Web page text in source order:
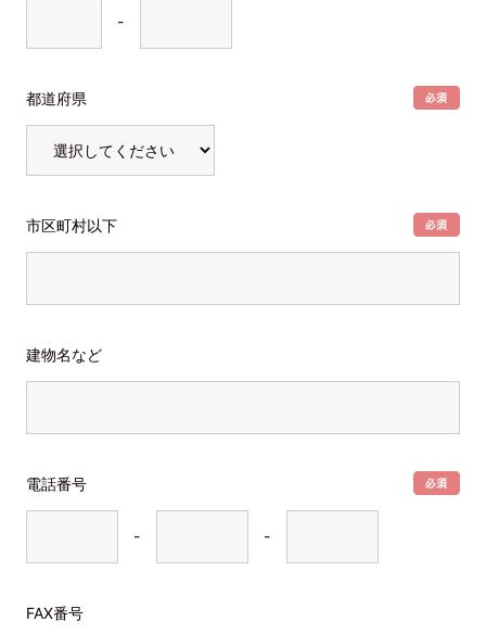
-
都道府県
市区町村以下
建物名など
電話番号
- -
FAX番号